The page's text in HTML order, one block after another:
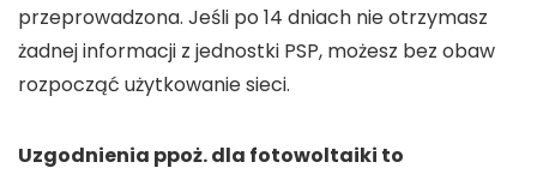
przeprowadzona. Jeśli po 14 dniach nie otrzymasz
żadnej informacji z jednostki PSP, możesz bez obaw
rozpocząć użytkowanie sieci.
Uzgodnienia ppoż. dla fotowoltaiki to